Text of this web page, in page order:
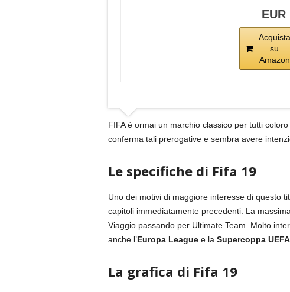
EUR
Acquista
su
Amazon
FIFA è ormai un marchio classico per tutti
conferma tali prerogative e sembra avere
Le specifiche di Fifa 19
Uno dei motivi di maggiore interesse di questo
capitoli immediatamente precedenti. La
Viaggio passando per Ultimate Team. Molto
anche l’Europa Leaguee la Supercoppa UEFA
La grafica di Fifa 19